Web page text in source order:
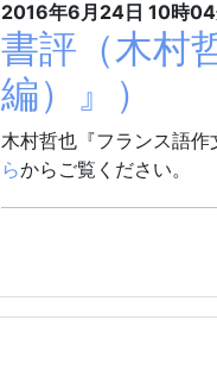
2016年6月24日 10時
書評（木村
編）』）
木村哲也『フランス語作
らからご覧ください。